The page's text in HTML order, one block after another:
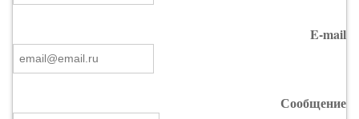
E-mail
Сообщение